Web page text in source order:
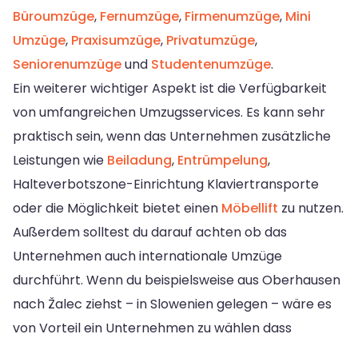
Büroumzüge, Fernumzüge, Firmenumzüge, Mini
Umzüge, Praxisumzüge, Privatumzüge,
Seniorenumzügeund Studentenumzüge.
Ein weiterer wichtiger Aspekt ist die Verfügbarkeit
von umfangreichen Umzugsservices. Es kann sehr
praktisch sein, wenn das Unternehmen zusätzliche
Leistungen wie Beiladung, Entrümpelung,
Halteverbotszone-Einrichtung Klaviertransporte
oder die Möglichkeit bietet einen Möbellift zu nutzen.
Außerdem solltest du darauf achten ob das
Unternehmen auch internationale Umzüge
durchführt. Wenn du beispielsweise aus Oberhausen
nach Žalec ziehst – in Slowenien gelegen – wäre es
von Vorteil ein Unternehmen zu wählen dass